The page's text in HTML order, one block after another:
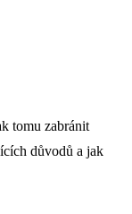
důvodů a jak